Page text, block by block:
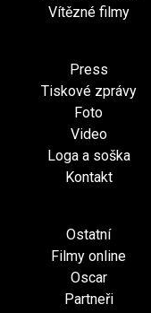
Vítězné filmy
Press
Tiskové zprávy
Foto
Video
Loga a soška
Kontakt
Ostatní
Filmy online
Oscar
Partneři